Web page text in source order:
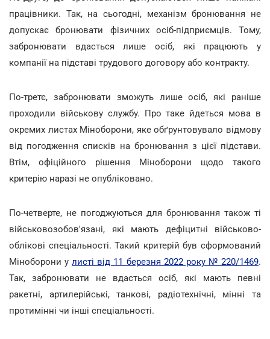
працівники. Так, на сьогодні, механізм бронювання не
допускає бронювати фізичних осіб-підприємців. Тому,
забронювати вдасться лише осіб, які працюють у
компанії на підставі трудового договору або контракту.
По-третє, забронювати зможуть лише осіб, які раніше
проходили військову службу. Про таке йдеться мова в
окремих листах Міноборони, яке обґрунтовувало відмову
від погодження списків на бронювання з цієї підстави.
Втім, офіційного рішення Міноборони щодо такого
критерію наразі не опубліковано.
По-четверте, не погоджуються для бронювання також ті
військовозобов'язані, які мають дефіцитні військово-
облікові спеціальності. Такий критерій був сформований
Міноборони улисті від 11 березня 2022 року № 220/1469.
Так, забронювати не вдасться осіб, які мають певні
ракетні, артилерійські, танкові, радіотехнічні, мінні та
протимінні чи інші спеціальності.